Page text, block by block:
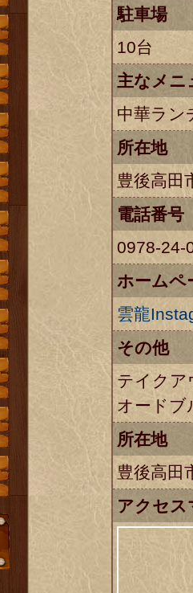
駐車場
10台
主なメニ
中華ラン
所在地
豊後高田
電話番号
0978-24-
ホームペ
雲龍
その他
テイクア
オードブ
所在地
豊後高田
アクセス